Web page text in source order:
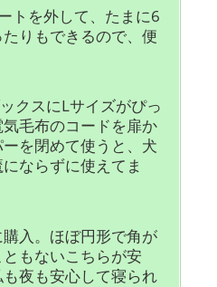
トを外して、たまに6
りもできるので、便
クスにLサイズがぴっ
毛布のコードを扉か
を閉めて使うと、犬
ならずに使えてま
入。ほぼ円形で角が
もないこちらが安
夜も安心して寝られ